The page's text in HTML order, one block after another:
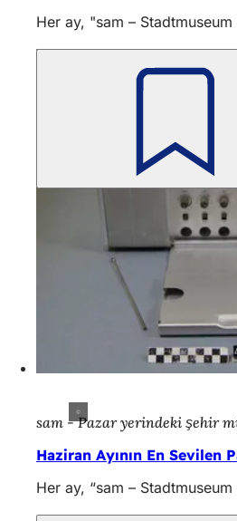
Her ay, "sam –
sam - Pazar yerindeki şehir
Haziran Ayının En Sevilen
Her ay, “sam –